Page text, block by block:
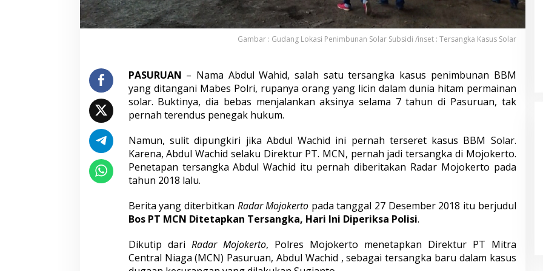
a
d
r
s
a
n
g
d
i
M
o
k
e
t
o
?
Gambar : Gudang Lokasi Penimbunan Solar Subsidi /inset : Tersangka Kasus Solar
PASURUAN – Nama Abdul Wahid, salah satu tersangka kasus penimbunan BBM
yang ditangani Mabes Polri, rupanya orang yang licin dalam dunia hitam permainan
solar. Buktinya, dia bebas menjalankan aksinya selama 7 tahun di Pasuruan, tak
pernah terendus penegak hukum.
Namun, sulit dipungkiri jika Abdul Wachid ini pernah terseret kasus BBM Solar.
Karena, Abdul Wachid selaku Direktur PT. MCN, pernah jadi tersangka di Mojokerto.
Penetapan tersangka Abdul Wachid itu pernah diberitakan Radar Mojokerto pada
tahun 2018 lalu.
Berita yang diterbitkan Radar Mojokerto pada tanggal 27 Desember 2018 itu berjudul
Bos PT MCN Ditetapkan Tersangka, Hari Ini Diperiksa Polisi.
Dikutip dari Radar Mojokerto, Polres Mojokerto menetapkan Direktur PT Mitra
Central Niaga (MCN) Pasuruan, Abdul Wachid , sebagai tersangka baru dalam kasus
Rumah KPPS, Netralitas
Penyelenggara Disorot
Di Pemerintah, Politik